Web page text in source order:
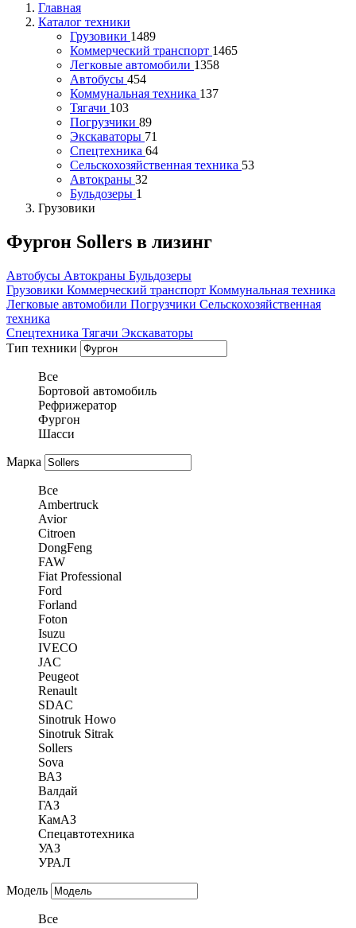
Главная
Каталог техники
Грузовики 1489
Коммерческий транспорт 1465
Легковые автомобили 1358
Автобусы 454
Коммунальная техника 137
Тягачи 103
Погрузчики 89
Экскаваторы 71
Спецтехника 64
Сельскохозяйственная техника 53
Автокраны 32
Бульдозеры 1
Грузовики
Фургон Sollers в лизинг
Автобусы Автокраны Бульдозеры
Грузовики Коммерческий транспорт Коммунальная техника
Легковые автомобили Погрузчики Сельскохозяйственная
техника
Спецтехника Тягачи Экскаваторы
Тип техники
Все
Бортовой автомобиль
Рефрижератор
Фургон
Шасси
Марка
Все
Ambertruck
Avior
Citroen
DongFeng
FAW
Fiat Professional
Ford
Forland
Foton
Isuzu
IVECO
JAC
Peugeot
Renault
SDAC
Sinotruk Howo
Sinotruk Sitrak
Sollers
Sova
ВАЗ
Валдай
ГАЗ
КамАЗ
Спецавтотехника
УАЗ
УРАЛ
Модель
Все